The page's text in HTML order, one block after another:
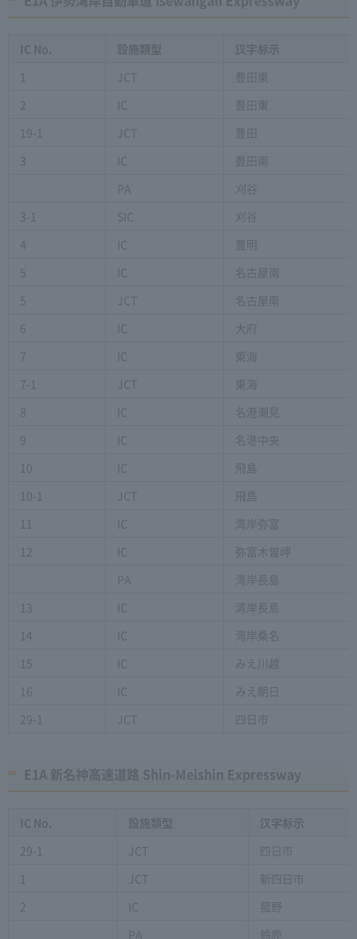
1
JCT
豊田東
2
IC
豊田東
19-1
JCT
豊田
3
IC
豊田南
PA
刈谷
3-1
SIC
刈谷
4
IC
豊明
5
IC
名古屋南
5
JCT
名古屋南
6
IC
大府
7
IC
東海
7-1
JCT
東海
8
IC
名港潮見
9
IC
名港中央
10
IC
飛島
10-1
JCT
飛島
11
IC
湾岸弥富
12
IC
弥富木曽岬
PA
湾岸長島
13
IC
湾岸長島
14
IC
湾岸桑名
15
IC
みえ川越
16
IC
みえ朝日
29-1
JCT 四日市
E1A 新名神高速道路 Shin-Meishin Expressway
29-1
JCT
四日市
1
JCT
新四日市
2
IC
菰野
PA
鈴鹿